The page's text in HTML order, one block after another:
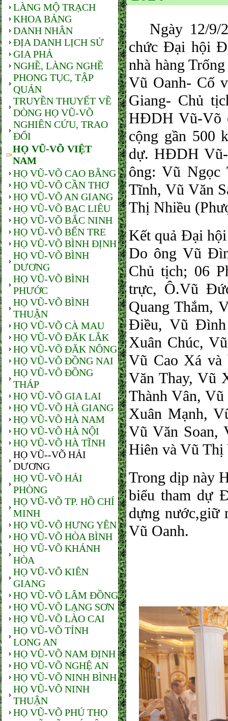
LÀNG MỘ TRẠCH
KHOA BẢNG
DANH NHÂN
ĐỊA DANH LỊCH SỬ
GIA PHẢ
NGHỀ, LÀNG NGHỀ
PHONG TỤC, TẬP
QUÁN
TRUYỀN THUYẾT VỀ
DÒNG HỌ VŨ-VÕ
NGHIÊN CỨU, TRAO
ĐỔI
HỌ VŨ-VÕ VIỆT
NAM
HỌ VŨ-VÕ CAO BẰNG
HỌ VŨ-VÕ CẦN THƠ
HỌ VŨ-VÕ AN GIANG
HỌ VŨ-VÕ BẠC LIÊU
HỌ VŨ-VÕ BẮC NINH
HỌ VŨ-VÕ BẾN TRE
HỌ VŨ-VÕ BÌNH ĐỊNH
HỌ VŨ-VÕ BÌNH
DƯƠNG
HỌ VŨ-VÕ BÌNH
PHƯỚC
HỌ VŨ-VÕ BÌNH
THUẬN
HỌ VŨ-VÕ CÀ MAU
HỌ VŨ-VÕ ĐĂK LẮK
HỌ VŨ-VÕ ĐĂK NÔNG
HỌ VŨ-VÕ ĐỒNG NAI
HỌ VŨ-VÕ ĐỒNG
THÁP
HỌ VŨ-VÕ GIA LAI
HỌ VŨ-VÕ HÀ GIANG
HỌ VŨ-VÕ HÀ NAM
HỌ VŨ-VÕ HÀ NỘI
HỌ VŨ-VÕ HÀ TĨNH
HỌ VŨ--VÕ HẢI
DƯƠNG
HỌ VŨ-VÕ HẢI
PHÒNG
HỌ VŨ-VÕ TP. HỒ CHÍ
MINH
HỌ VŨ-VÕ HƯNG YÊN
HỌ VŨ-VÕ HÒA BÌNH
HỌ VŨ-VÕ KHÁNH
HÒA
HỌ VŨ-VÕ KIÊN
GIANG
HỌ VŨ-VÕ LÂM ĐỒNG
HỌ VŨ-VÕ LẠNG SƠN
HỌ VŨ-VÕ LÀO CAI
HỌ VŨ-VÕ TỈNH
LONG AN
HỌ VŨ-VÕ NAM ĐỊNH
HỌ VŨ-VÕ NGHỆ AN
HỌ VŨ-VÕ NINH BÌNH
HỌ VŨ-VÕ NINH
THUẬN
HỌ VŨ-VÕ PHÚ THỌ
Ngày 12/9/
chức Đại hội
nhà hàng
Vũ Oanh- Cố
Giang- Chủ
HĐDH Vũ-Võ
cộng gần 500
dự. HĐDH
ông: Vũ Ngọc
Tĩnh, Vũ Văn
Thị Nhiều
Kết quả Đại
Do ông Vũ
Chủ tịch; 06
trực, Ô.Vũ
Quang Thắm,
Điều, Vũ
Xuân Chúc,
Vũ Cao Xá
Văn Thay, Vũ
Thành Vân,
Xuân Mạnh,
Vũ Văn Soan,
Hiên và Vũ Thị
Trong dịp này
biểu tham dự
dựng nước,giữ
Vũ Oanh.